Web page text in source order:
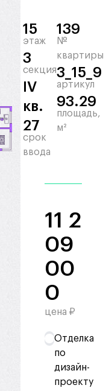
15
этаж
3
секция
IV
кв.
27
срок
ввода
139
№
квартиры
3_15_9
артикул
93.29
площадь,
м²
11 2
09
00
0
цена ₽
Отделка
по
дизайн-
проекту